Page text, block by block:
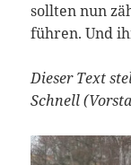
sollten nun
führen. Und
Dieser Text
Schnell